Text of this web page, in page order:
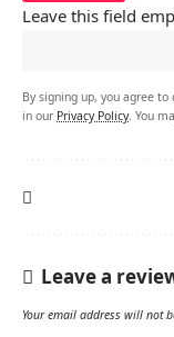
Leave this field
By signing up, you agree to
in our Privacy Policy. You
Leave a
Your email address will not